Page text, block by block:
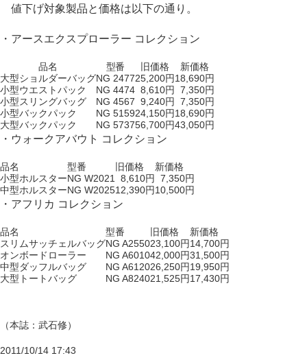
値下げ対象製品と価格は以下の通り。
・アースエクスプローラー コレクション
品名 型番 旧価格
新価格
大型ショルダーバッグNG 247725,200円18,690円
小型ウエストパック
NG 4474 8,610円
7,350円
小型スリングバッグ
NG 4567 9,240円
7,350円
小型バックパック
NG 515924,150円18,690円
大型バックパック
NG 573756,700円43,050円
・ウォークアバウト コレクション
品名 型番 旧価格
新価格
小型ホルスターNG W2021 8,610円
7,350円
中型ホルスターNG W202512,390円10,500円
・アフリカ コレクション
品名 型番 旧価格
新価格
スリムサッチェルバッグNG A255023,100円14,700円
オンボードローラー
NG A601042,000円31,500円
中型ダッフルバッグ
NG A612026,250円19,950円
大型トートバッグ
NG A824021,525円17,430円
（本誌：武石修）
2011/10/14 17:43